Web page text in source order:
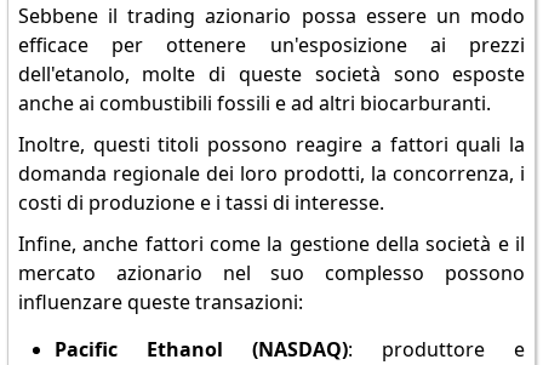
Sebbene il trading azionario possa essere un modo
efficace per ottenere un'esposizione ai prezzi
dell'etanolo, molte di queste società sono esposte
anche ai combustibili fossili e ad altri biocarburanti.
Inoltre, questi titoli possono reagire a fattori quali la
domanda regionale dei loro prodotti, la concorrenza, i
costi di produzione e i tassi di interesse.
Infine, anche fattori come la gestione della società e il
mercato azionario nel suo complesso possono
influenzare queste transazioni:
Pacific Ethanol (NASDAQ): produttore e